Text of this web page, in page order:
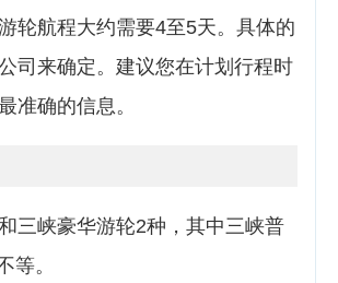
轮航程大约需要4至5天。具体的
司来确定。建议您在计划行程时
准确的信息。
三峡豪华游轮2种，其中三峡普
等。